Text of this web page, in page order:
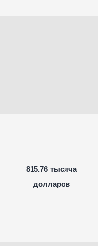
815.76 тысяча
долларов